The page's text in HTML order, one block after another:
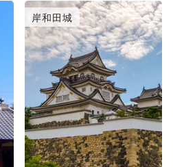
岸和田城